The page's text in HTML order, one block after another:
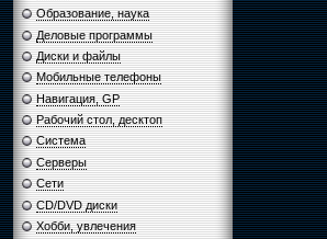
Образование, наука
Деловые программы
Диски и файлы
Мобильные телефоны
Навигация, GP
Рабочий стол, десктоп
Система
Серверы
Сети
CD/DVD диски
Хобби, увлечения